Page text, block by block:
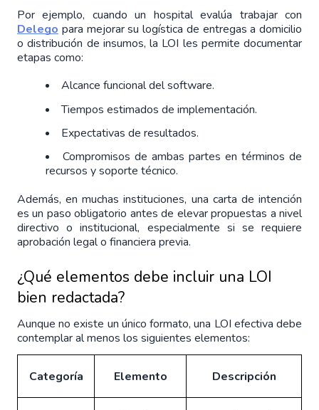
Delego para mejorar su logística de entregas a domicilio
o distribución de insumos, la LOI les permite documentar
etapas como:
Alcance funcional del software.
Tiempos estimados de implementación.
Expectativas de resultados.
Compromisos de ambas partes en términos de
recursos y soporte técnico.
Además, en muchas instituciones, una carta de intención
es un paso obligatorio antes de elevar propuestas a nivel
directivo o institucional, especialmente si se requiere
aprobación legal o financiera previa.
¿Qué elementos debe incluir una LOI
bien redactada?
Aunque no existe un único formato, una LOI efectiva debe
contemplar al menos los siguientes elementos:
Categoría Elemento Descripción